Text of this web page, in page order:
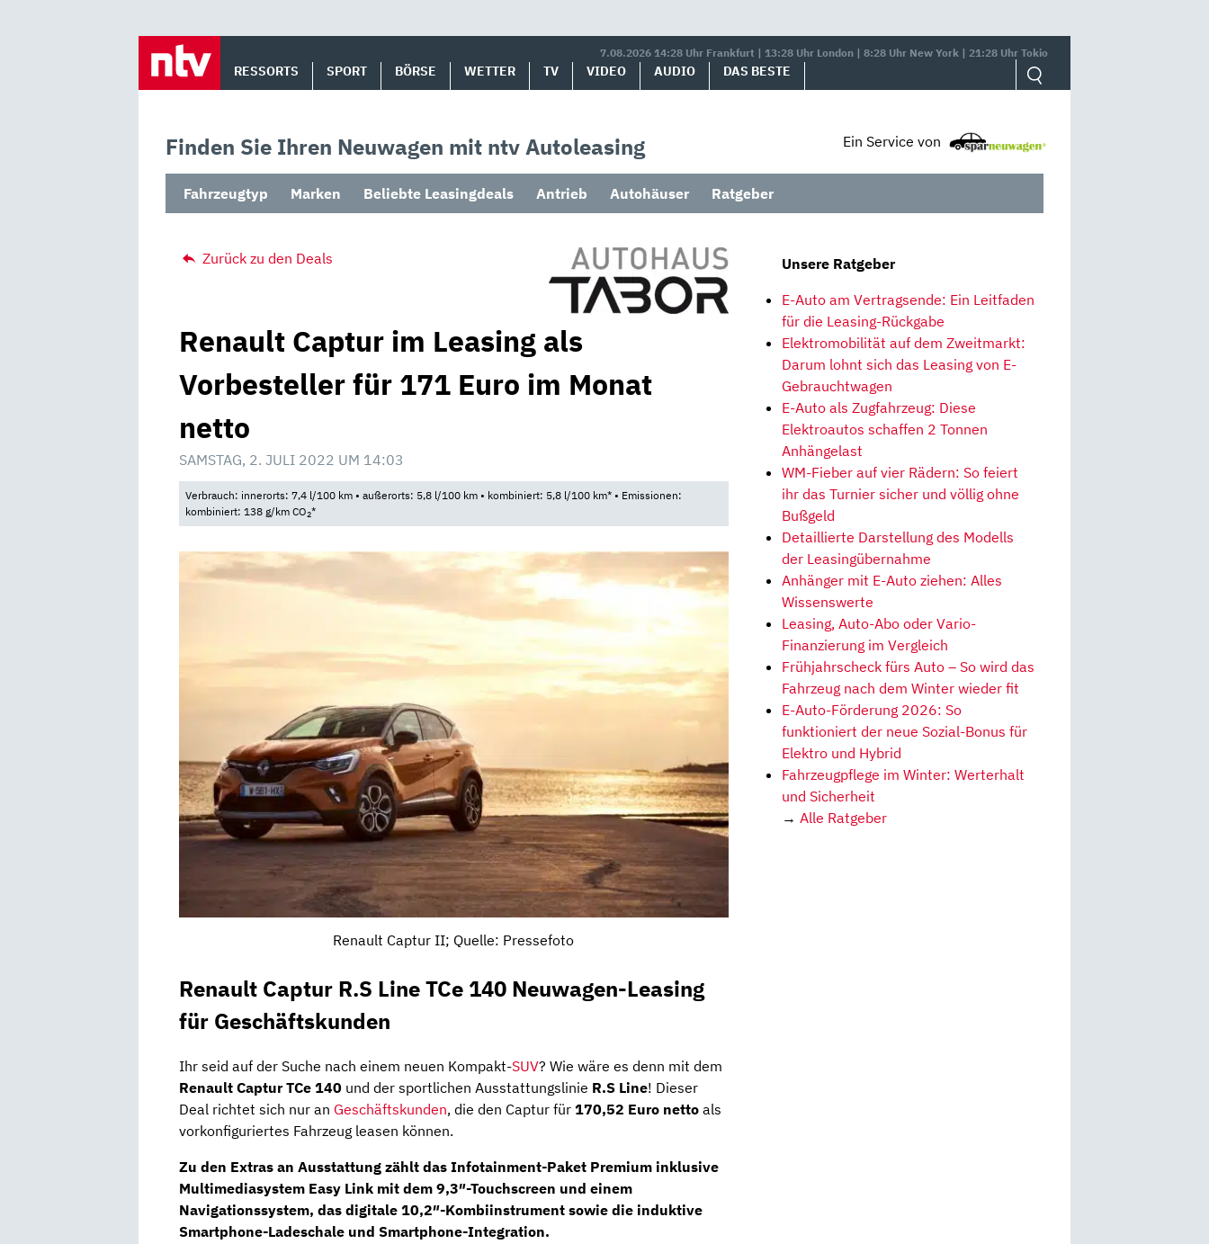
7.08.2026 14:28 Uhr Frankfurt | 13:28 Uhr London | 8:28 Uhr New York | 21:28 Uhr Tokio
RESSORTS SPORT BÖRSE WETTER TV VIDEO AUDIO DAS BESTE
Finden Sie Ihren Neuwagen mit ntv Autoleasing Ein Service von
Fahrzeugtyp Marken Beliebte Leasingdeals Antrieb Autohäuser Ratgeber
Zurück zu den Deals
Renault Captur im Leasing als
Vorbesteller für 171 Euro im Monat
netto
SAMSTAG, 2. JULI 2022 UM 14:03
Verbrauch: innerorts: 7,4 l/100 km • außerorts: 5,8 l/100 km • kombiniert: 5,8 l/100 km* • Emissionen:
kombiniert: 138 g/km CO2*
Renault Captur II; Quelle: Pressefoto
Renault Captur R.S Line TCe 140 Neuwagen-Leasing
für Geschäftskunden
Ihr seid auf der Suche nach einem neuen Kompakt-SUV? Wie wäre es denn mit dem
Renault Captur TCe 140 und der sportlichen Ausstattungslinie R.S Line! Dieser
Deal richtet sich nur an Geschäftskunden, die den Captur für 170,52 Euro netto als
vorkonfiguriertes Fahrzeug leasen können.
Zu den Extras an Ausstattung zählt das Infotainment-Paket Premium inklusive
Multimediasystem Easy Link mit dem 9,3″-Touchscreen und einem
Navigationssystem, das digitale 10,2″-Kombiinstrument sowie die induktive
Smartphone-Ladeschale und Smartphone-Integration.
Unsere Ratgeber
E-Auto am Vertragsende: Ein Leitfaden
für die Leasing-Rückgabe
Elektromobilität auf dem Zweitmarkt:
Darum lohnt sich das Leasing von E-
Gebrauchtwagen
E-Auto als Zugfahrzeug: Diese
Elektroautos schaffen 2 Tonnen
Anhängelast
WM-Fieber auf vier Rädern: So feiert
ihr das Turnier sicher und völlig ohne
Bußgeld
Detaillierte Darstellung des Modells
der Leasingübernahme
Anhänger mit E-Auto ziehen: Alles
Wissenswerte
Leasing, Auto-Abo oder Vario-
Finanzierung im Vergleich
Frühjahrscheck fürs Auto – So wird das
Fahrzeug nach dem Winter wieder fit
E-Auto-Förderung 2026: So
funktioniert der neue Sozial-Bonus für
Elektro und Hybrid
Fahrzeugpflege im Winter: Werterhalt
und Sicherheit
→ Alle Ratgeber